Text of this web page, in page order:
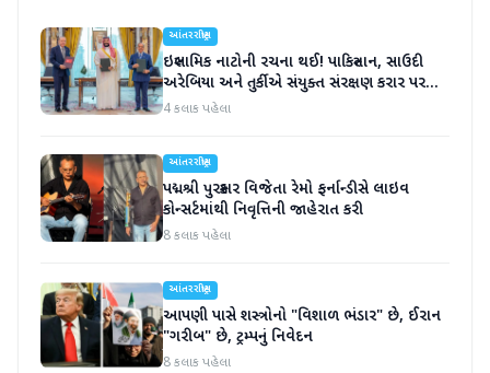
આંતરરાષ્ટ્રીય
ઇસ્લામિક નાટોની રચના થઈ! પાકિસ્તાન, સાઉદી
અરેબિયા અને તુર્કીએ સંયુક્ત સંરક્ષણ કરાર પર
હસ્તાક્ષર
4 કલાક પહેલા
આંતરરાષ્ટ્રીય
પદ્મશ્રી પુરસ્કાર વિજેતા રેમો ફર્નાન્ડીસે લાઇવ
કોન્સર્ટમાંથી નિવૃત્તિની જાહેરાત કરી
8 કલાક પહેલા
આંતરરાષ્ટ્રીય
આપણી પાસે શસ્ત્રોનો "વિશાળ ભંડાર" છે, ઈરાન
"ગરીબ" છે, ટ્રમ્પનું નિવેદન
8 કલાક પહેલા